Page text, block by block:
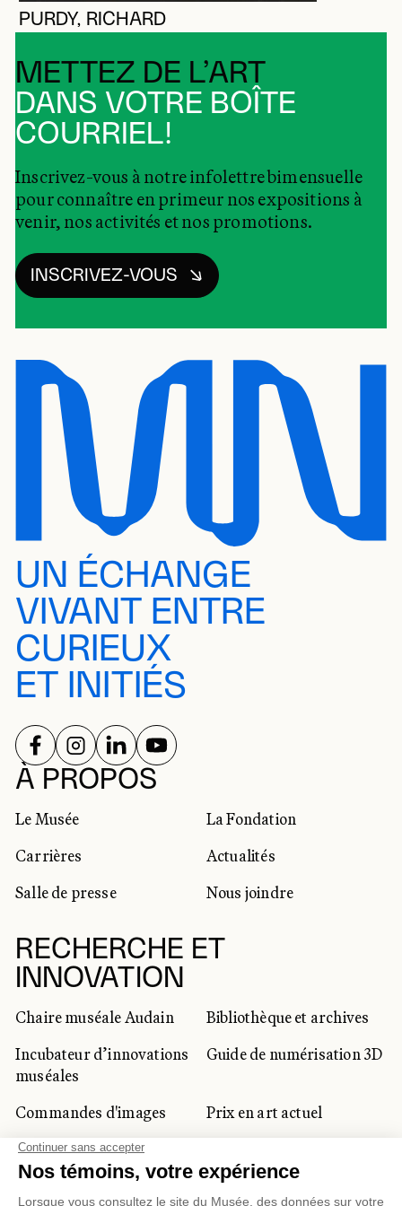
PURDY, RICHARD
METTEZ DE L’ART
DANS VOTRE BOÎTE
COURRIEL!
Inscrivez-vous à notre infolettre bimensuelle
pour connaître en primeur nos expositions à
venir, nos activités et nos promotions.
INSCRIVEZ-VOUS
UN ÉCHANGE
VIVANT ENTRE
CURIEUX
ET INITIÉS
À PROPOS
Le Musée
La Fondation
Carrières
Actualités
Salle de presse
Nous joindre
RECHERCHE ET
INNOVATION
Chaire muséale Audain
Bibliothèque et archives
Incubateur d’innovations
muséales
Guide de numérisation 3D
Commandes d'images
Prix en art actuel
Prix Lynne-Cohen
RÉSEAUX SOCIAUX
SUIVEZ-NOUS SUR
SUIVEZ-NOUS SUR
SUIVEZ-NOUS SUR
SUIVEZ-NOUS SUR